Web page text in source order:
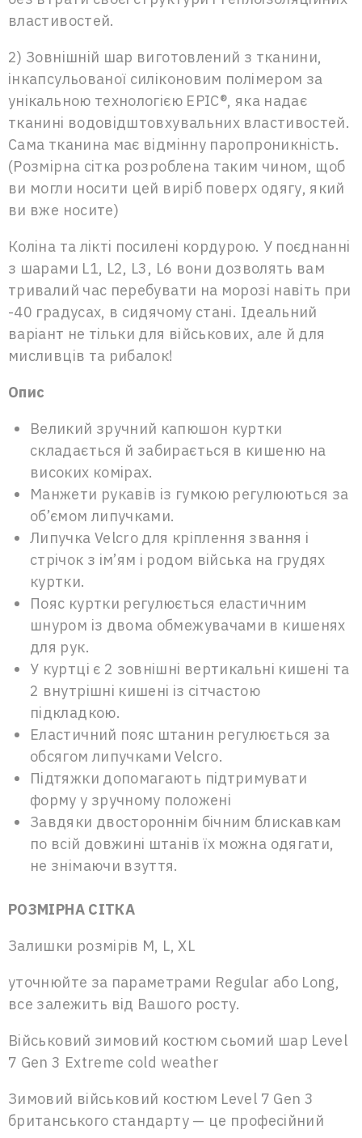
властивостей.
2) Зовнішній шар виготовлений з тканини,
інкапсульованої силіконовим полімером за
унікальною технологією EPIC®, яка надає
тканині водовідштовхувальних властивостей.
Сама тканина має відмінну паропроникність.
(Розмірна сітка розроблена таким чином, щоб
ви могли носити цей виріб поверх одягу, який
ви вже носите)
Коліна та лікті посилені кордурою. У поєднанні
з шарами L1, L2, L3, L6 вони дозволять вам
тривалий час перебувати на морозі навіть при
-40 градусах, в сидячому стані. Ідеальний
варіант не тільки для військових, але й для
мисливців та рибалок!
Опис
Великий зручний капюшон куртки
складається й забирається в кишеню на
високих комірах.
Манжети рукавів із гумкою регулюються за
об’ємом липучками.
Липучка Velcro для кріплення звання і
стрічок з ім’ям і родом війська на грудях
куртки.
Пояс куртки регулюється еластичним
шнуром із двома обмежувачами в кишенях
для рук.
У куртці є 2 зовнішні вертикальні кишені та
2 внутрішні кишені із сітчастою
підкладкою.
Еластичний пояс штанин регулюється за
обсягом липучками Velcro.
Підтяжки допомагають підтримувати
форму у зручному положені
Завдяки двостороннім бічним блискавкам
по всій довжині штанів їх можна одягати,
не знімаючи взуття.
РОЗМІРНА СІТКА
Залишки розмірів M, L, XL
уточнюйте за параметрами Regular або Long,
все залежить від Вашого росту.
Військовий зимовий костюм сьомий шар Level
7 Gen 3 Extreme cold weather
Зимовий військовий костюм Level 7 Gen 3
британського стандарту — це професійний